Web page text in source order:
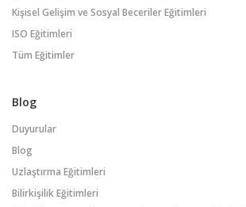
Kişisel Gelişim ve Sosyal Beceriler Eğitimleri
ISO Eğitimleri
Tüm Eğitimler
Blog
Duyurular
Blog
Uzlaştırma Eğitimleri
Bilirkişilik Eğitimleri